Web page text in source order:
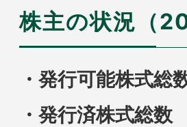
株主の状況（
・発行可能株式総
・発行済株式総数